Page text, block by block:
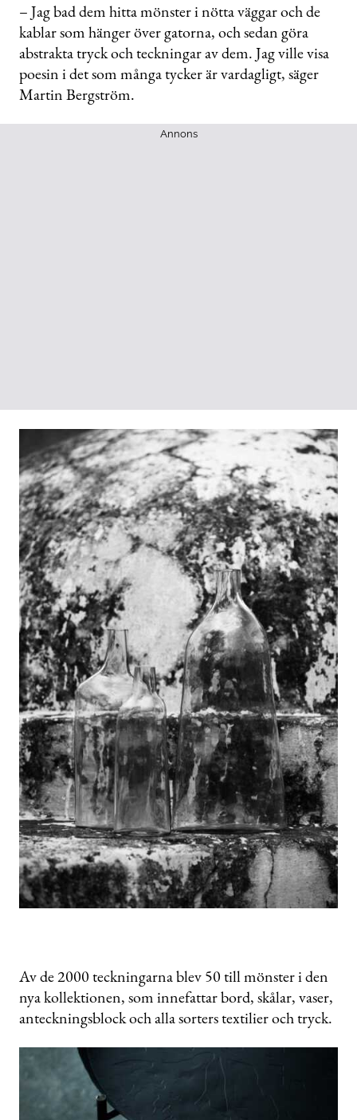
– Jag bad dem hitta mönster i nötta väggar och de
kablar som hänger över gatorna, och sedan göra
abstrakta tryck och teckningar av dem. Jag ville visa
poesin i det som många tycker är vardagligt, säger
Martin Bergström.
Annons
Av de 2000 teckningarna blev 50 till mönster i den
nya kollektionen, som innefattar bord, skålar, vaser,
anteckningsblock och alla sorters textilier och tryck.